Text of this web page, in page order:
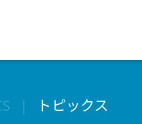
トピックス